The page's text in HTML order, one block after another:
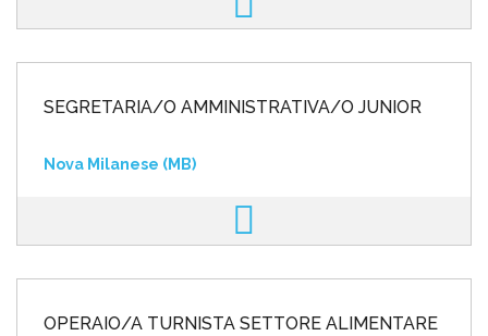
SEGRETARIA/O AMMINISTRATIVA/O JUNIOR
Nova Milanese (MB)
OPERAIO/A TURNISTA SETTORE ALIMENTARE